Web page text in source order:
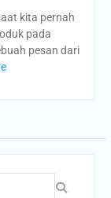
kita pernah
pada
pesan dari